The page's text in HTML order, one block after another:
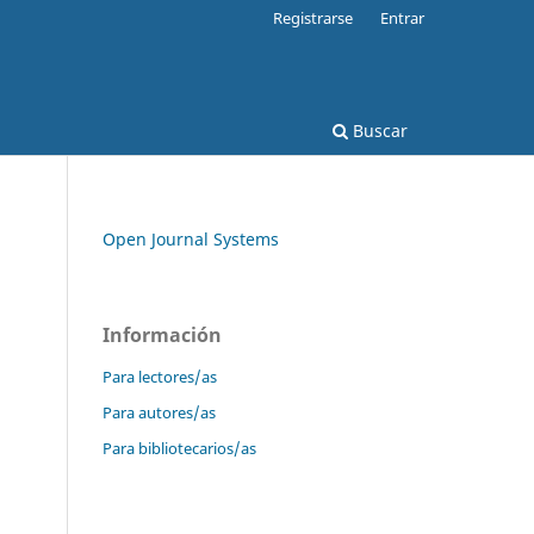
Buscar
Registrarse Entrar
Open Journal Systems
Información
Para lectores/as
Para autores/as
Para bibliotecarios/as